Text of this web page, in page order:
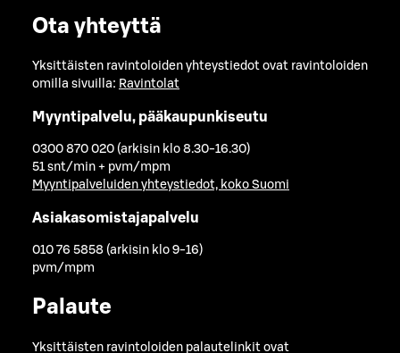
Ota yhteyttä
Yksittäisten ravintoloiden yhteystiedot ovat ravintoloiden
omilla sivuilla: Ravintolat
Myyntipalvelu, pääkaupunkiseutu
0300 870 020 (arkisin klo 8.30-16.30)
51 snt/min + pvm/mpm
Myyntipalveluiden yhteystiedot, koko Suomi
Asiakasomistajapalvelu
010 76 5858 (arkisin klo 9-16)
pvm/mpm
Palaute
Yksittäisten ravintoloiden palautelinkit ovat